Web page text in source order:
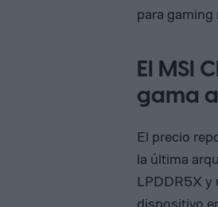
para gaming
El MSI
gama
El precio
la última
LPDDR5X y
dispositivo